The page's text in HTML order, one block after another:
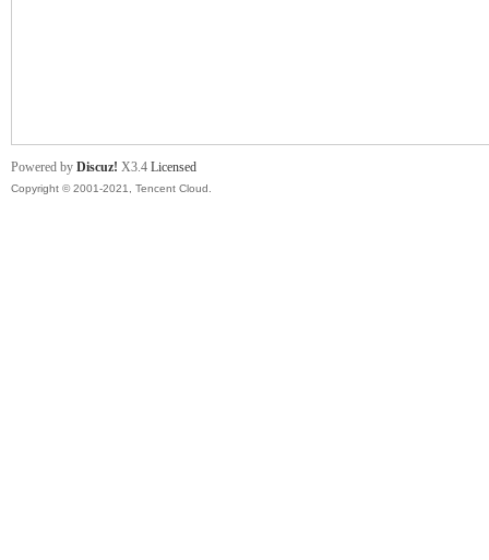
Powered by Discuz! X3.4 Licensed
Copyright © 2001-2021, Tencent Cloud.